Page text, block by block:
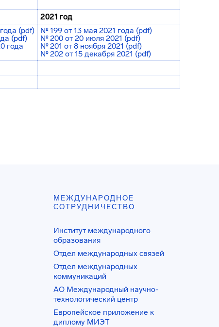
2021 год
(pdf)
(pdf)
года
№ 199 от 13 мая 2021 года (pdf)
№ 200 от 20 июля 2021 (pdf)
№ 201 от 8 ноября 2021 (pdf)
№ 202 от 15 декабря 2021 (pdf)
МЕЖДУНАРОДНОЕ
СОТРУДНИЧЕСТВО
Институт международного
образования
Отдел международных связей
Отдел международных
коммуникаций
АО Международный научно-
технологический центр
Европейское приложение к
диплому МИЭТ